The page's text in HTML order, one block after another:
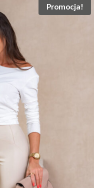
Promocja!